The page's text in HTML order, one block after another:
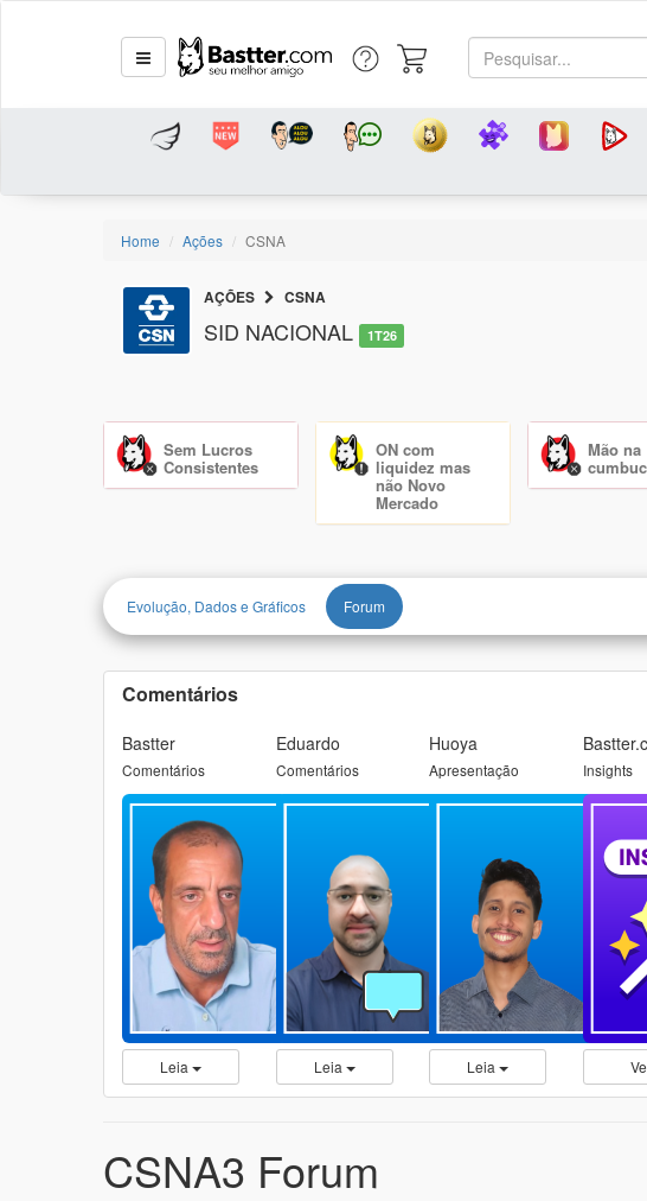
Home Ações CSNA
AÇÕES CSNA
SID NACIONAL 1T26
Sem Lucros
Consistentes
ON com
liquidez mas
não Novo
Mercado
Mão na
Evolução, Dados e Gráficos Forum
Comentários
Bastter
Comentários
Leia
Eduardo
Comentários
Leia
Huoya
Apresentação
Leia
Insights
CSNA3 Forum